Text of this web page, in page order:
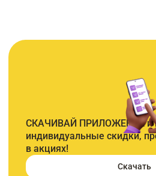
СКАЧИВАЙ ПРИЛОЖЕНИЕ и
индивидуальные скидки,
в акциях!
Скачать